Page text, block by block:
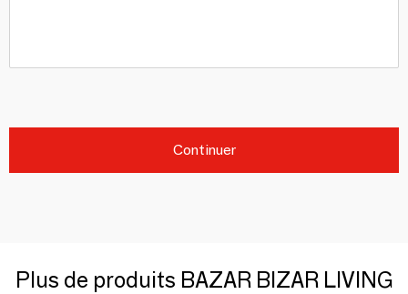
Continuer
Plus de produits BAZAR BIZAR LIVING